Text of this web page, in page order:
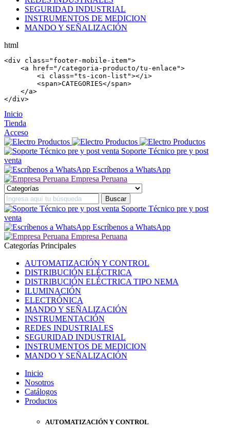
SEGURIDAD INDUSTRIAL
INSTRUMENTOS DE MEDICION
MANDO Y SEÑALIZACIÓN
html
<div class="footer-mobile-item">
    <
a href="/categoria-producto/tu-enlace">
        <
i class="ts-icon-list"></i >
        <
span>CATEGORIES</span>
    </
a>
</div>
Inicio
Tienda
Acceso
Soporte Técnico pre y post
venta
Escríbenos a WhatsApp
Empresa Peruana
Soporte Técnico pre y post
venta
Escríbenos a WhatsApp
Empresa Peruana
Categorías Principales
AUTOMATIZACIÓN Y CONTROL
DISTRIBUCIÓN ELÉCTRICA
DISTRIBUCIÓN ELÉCTRICA TIPO NEMA
ILUMINACIÓN
ELECTRÓNICA
MANDO Y SEÑALIZACIÓN
INSTRUMENTACIÓN
REDES INDUSTRIALES
SEGURIDAD INDUSTRIAL
INSTRUMENTOS DE MEDICION
MANDO Y SEÑALIZACIÓN
Inicio
Nosotros
Catálogos
Productos
AUTOMATIZACIÓN Y CONTROL